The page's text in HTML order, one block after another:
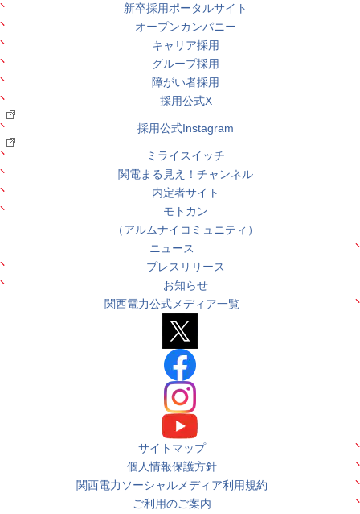
新卒採用ポータルサイト
オープンカンパニー
キャリア採用
グループ採用
障がい者採用
採用公式X
採用公式Instagram
ミライスイッチ
関電まる見え！チャンネル
内定者サイト
モトカン
（アルムナイコミュニティ）
ニュース
プレスリリース
お知らせ
関西電力公式メディア一覧
サイトマップ
個人情報保護方針
関西電力ソーシャルメディア利用規約
ご利用のご案内